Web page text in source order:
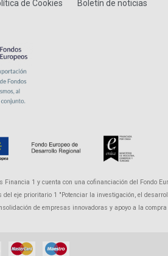
de Cookies Boletín de noticias
1 y cuenta con una cofinanciación del Fondo
eje prioritario 1 "Potenciar la investigación, el
de empresas innovadoras y apoyo a la